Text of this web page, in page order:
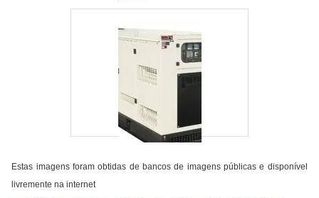
Estas imagens foram obtidas de bancos de imagens públicas e disponível
livremente na internet